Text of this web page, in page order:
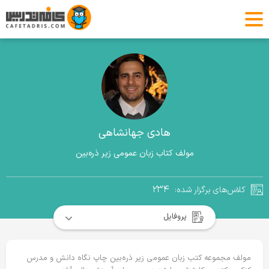
هادی جهانشاهی
مولف کتاب زبان عمومی زیر ذره‌بین
کلاس‌های برگزار شده: ۲۳۴
پروفایل
مولف مجموعه کتب زبان عمومی زیر ذره‌بین چاپ نگاه دانش و مدرس